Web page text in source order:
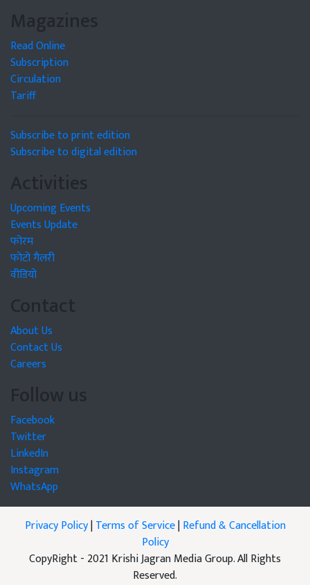
Magazines
Read Online
Subscription
Circulation
Tariff
Subscribe to print edition
Subscribe to digital edition
Activities
Upcoming Events
Events Update
फोरम
फोटो गैलरी
वीडियो
Contact
About Us
Contact Us
Careers
Follow us
Facebook
Twitter
LinkedIn
Instagram
WhatsApp
Privacy Policy|Terms of Service|Refund & Cancellation
Policy
CopyRight - 2021 Krishi Jagran Media Group. All Rights
Reserved.